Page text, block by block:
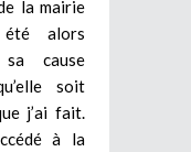
la mairie
été alors
cause
soit
j’ai fait.
à la